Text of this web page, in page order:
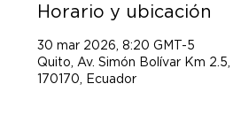
Horario y ubicación
30 mar 2026, 8:20 GMT-5
Quito, Av. Simón Bolívar Km
170170, Ecuador